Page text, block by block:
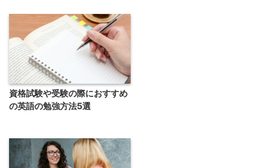
資格試験や受験の際におすすめ
の英語の勉強方法5選